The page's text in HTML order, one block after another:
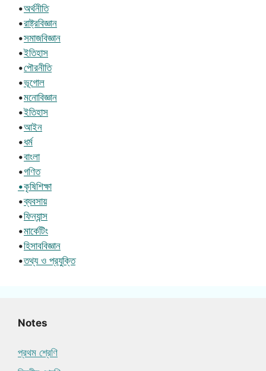
•অর্থনীতি
•রাষ্ট্রবিজ্ঞান
•সমাজবিজ্ঞান
•ইতিহাস
•পৌরনীতি
•ভূগোল
•মনোবিজ্ঞান
•ইতিহাস
•আইন
•ধর্ম
•বাংলা
•গণিত
•কৃষিশিক্ষা
•ব্যবসায়
•ফিন্যান্স
•মার্কেটিং
•হিসাববিজ্ঞান
•তথ্য ও প্রযুক্তি
Notes
প্রথম শ্রেণি